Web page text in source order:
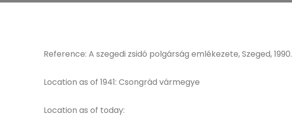
Reference: A szegedi zsidó polgárság emlékezete, Szeged, 1990.
Location as of 1941: Csongrád vármegye
Location as of today: